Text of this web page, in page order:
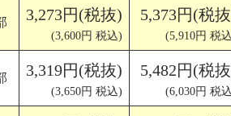
3,273円(税抜)
(3,600円 税込)
5,373円(税
(5,910円 税
3,319円(税抜)
(3,650円 税込)
5,482円(税
(6,030円 税